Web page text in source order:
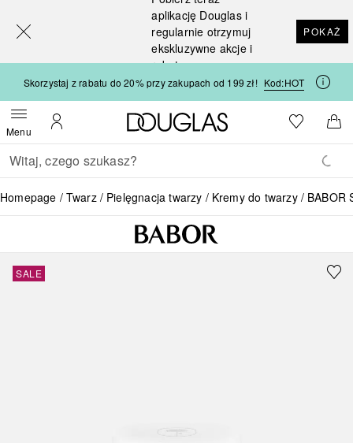
aplikację Douglas i
regularnie otrzymuj
ekskluzywne akcje i
rabaty
POKAŻ
Skorzystaj z rabatu do 20% przy zakupach od 199 zł! Kod:HOT
MenuOtwórz menuMoje konto
Strona główna Douglas
Do listyDo
Wracać
Wykonaj wyszukiwanie
Homepage Twarz Pielęgnacja twarzy Kremy do twarzy BABOR
SALE
[navigation.slideout.screenreader]